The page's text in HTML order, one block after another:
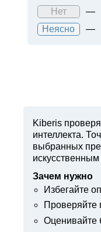
Нет
—
Неясно
—
Kiberis
интеллекта.
выбранных
Зачем нужно
Избегайте
Проверяйте
Оценивайте